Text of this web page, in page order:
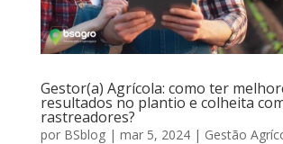
Gestor(a) Agrícola: como ter
resultados no plantio e colheita
rastreadores?
por BSblog| mar 5, 2024| Gestão